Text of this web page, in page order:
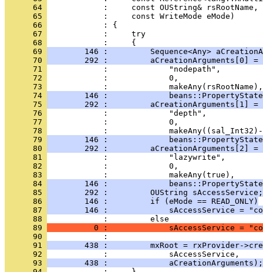
      64
      65
      66
      67
      68
      69
146 :         Sequence<Any>
      70
292 :         aCreationArguments[0] =
      71
      72
      73
      74
146 :
      75
292 :         aCreationArguments[1] =
      76
      77
      78
      79
146 :
      80
292 :         aCreationArguments[2] =
      81
      82
      83
      84
146 :
      85
        292 :         OUString sAccessService;
      86
        146 :         if (eMode == READ_ONLY)
      87
146 :             sAccessService =
      88
      89
0 :             sAccessService =
      90
      91
438 :         mxRoot = rxProvider-
      92
      93
        438 :             aCreationArguments);